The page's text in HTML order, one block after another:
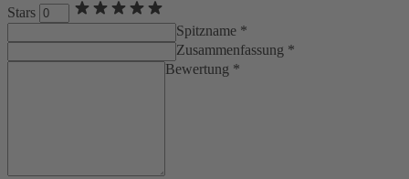
Stars
Spitzname *
Zusammenfassung *
Bewertung *